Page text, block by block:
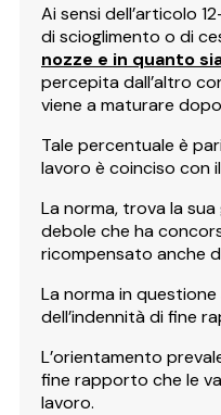
Ai sensi dell’articolo
di scioglimento o di
nozze e in quanto
percepita dall’altro
viene a maturare
Tale percentuale è
lavoro è coinciso con
La norma, trova la
debole che ha
ricompensato anche
La norma in
dell’indennità di fine
L’orientamento
fine rapporto che le
lavoro.